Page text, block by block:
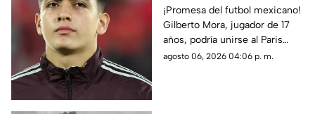
en Gilberto Mora meses
antes de cumplir 18
años
¡Promesa del futbol mexicano!
Gilberto Mora, jugador de 17
años, podría unirse al Paris
Saint-Germain. Conoce los
agosto 06, 2026 04:06 p. m.